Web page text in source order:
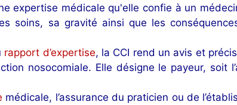
expertise médicale qu'elle confie à un
soins, sa gravité ainsi que les
rapport d’expertise, la CCI rend un avis et
nosocomiale. Elle désigne le payeur, soit
médicale, l’assurance du praticien ou de